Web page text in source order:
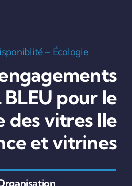
– Écologie
BLEU pour le
des vitres Ile
et vitrines